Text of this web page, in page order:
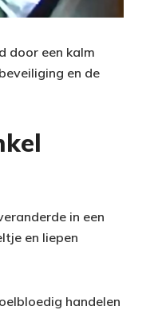
door een kalm
en de
in een
en liepen
handelen